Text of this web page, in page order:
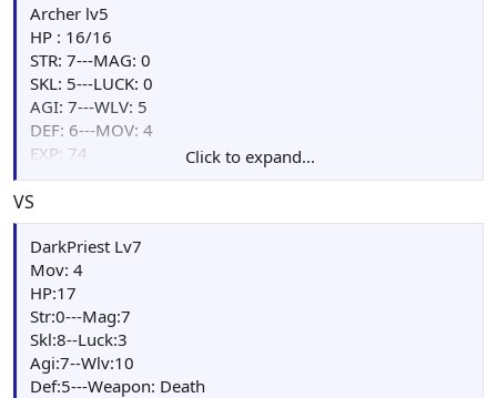
Archer lv5
HP : 16/16
STR: 7---MAG: 0
SKL: 5---LUCK: 0
AGI: 7---WLV: 5
DEF: 6---MOV: 4
EXP: 74
Points: 00
Weapon : HandBow(43/50), Iron Bow(30/40)
Item: Herb(16), Fruit(10), bag(1), Magic Shield(1)
Click to expand...
VS
DarkPriest Lv7
Mov: 4
HP:17
Str:0---Mag:7
Skl:8--Luck:3
Agi:7--Wlv:10
Def:5---Weapon: Death